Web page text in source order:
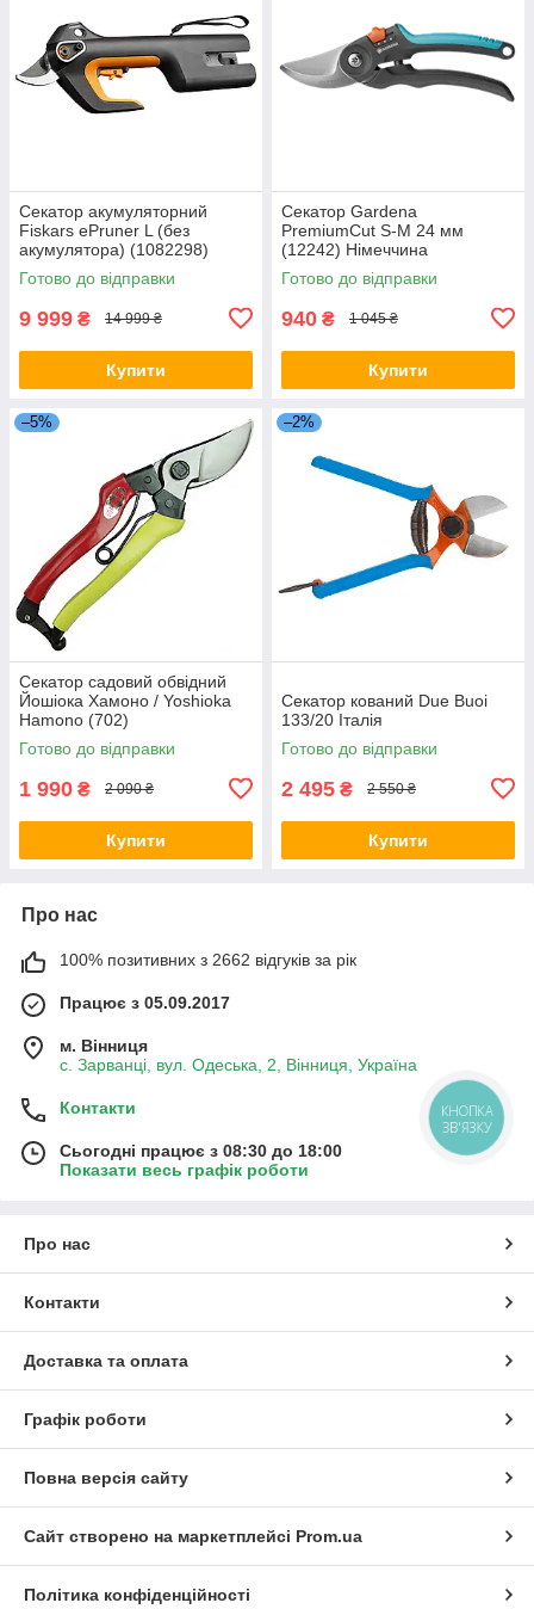
Секатор акумуляторний
Fiskars ePruner L (без
акумулятора) (1082298)
Фінляндія
Готово до відправки
9 999 ₴ 14 999 ₴
Купити
Секатор Gardena
PremiumCut S-M 24 мм
(12242) Німеччина
Готово до відправки
940 ₴ 1 045 ₴
Купити
–5%
Секатор садовий обвідний
Йошіока Хамоно / Yoshioka
Hamono (702)
Готово до відправки
1 990 ₴ 2 090 ₴
Купити
–2%
Секатор кований Due Buoi
133/20 Італія
Готово до відправки
2 495 ₴ 2 550 ₴
Купити
Про нас
100% позитивних з 2662 відгуків за рік
Працює з 05.09.2017
м. Вінниця
с. Зарванці, вул. Одеська, 2, Вінниця, Україна
Контакти
Сьогодні працює з 08:30 до 18:00
Показати весь графік роботи
Про нас
Контакти
Доставка та оплата
Графік роботи
Повна версія сайту
Сайт створено на маркетплейсі Prom.ua
Політика конфіденційності
КНОПКА
ЗВ'ЯЗКУ